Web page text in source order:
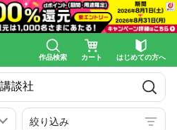
作品検索 カート はじめての方へ
絞り込み